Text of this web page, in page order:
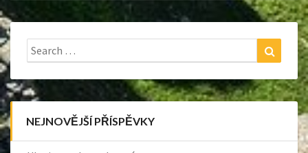
Search
for:
Search
NEJNOVĚJŠÍ PŘÍSPĚVKY